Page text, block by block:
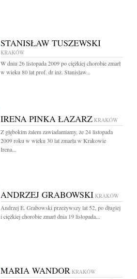
STANISŁAW TUSZEWSKI
KRAKÓW
W dniu 26 listopada 2009 po ciężkiej chorobie zmarł
w wieku 80 lat prof. dr inż. Stanisław...
IRENA PINKA ŁAZARZ KRAKÓW
Z głębokim żalem zawiadamiamy, że 24 listopada
2009 roku w wieku 30 lat zmarła w Krakowie
Irena...
ANDRZEJ GRABOWSKI KRAKÓW
Andrzej E. Grabowski przeżywszy lat 52, po długiej
i ciężkiej chorobie zmarł dnia 19 listopada...
MARIA WANDOR KRAKÓW